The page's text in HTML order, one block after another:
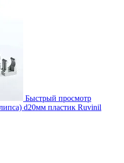
Быстрый просмотр
d20мм пластик Ruvinil